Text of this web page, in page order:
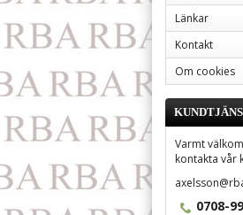
Länkar
Kontakt
Om cookies
Varmt
kontakta vår
0708-